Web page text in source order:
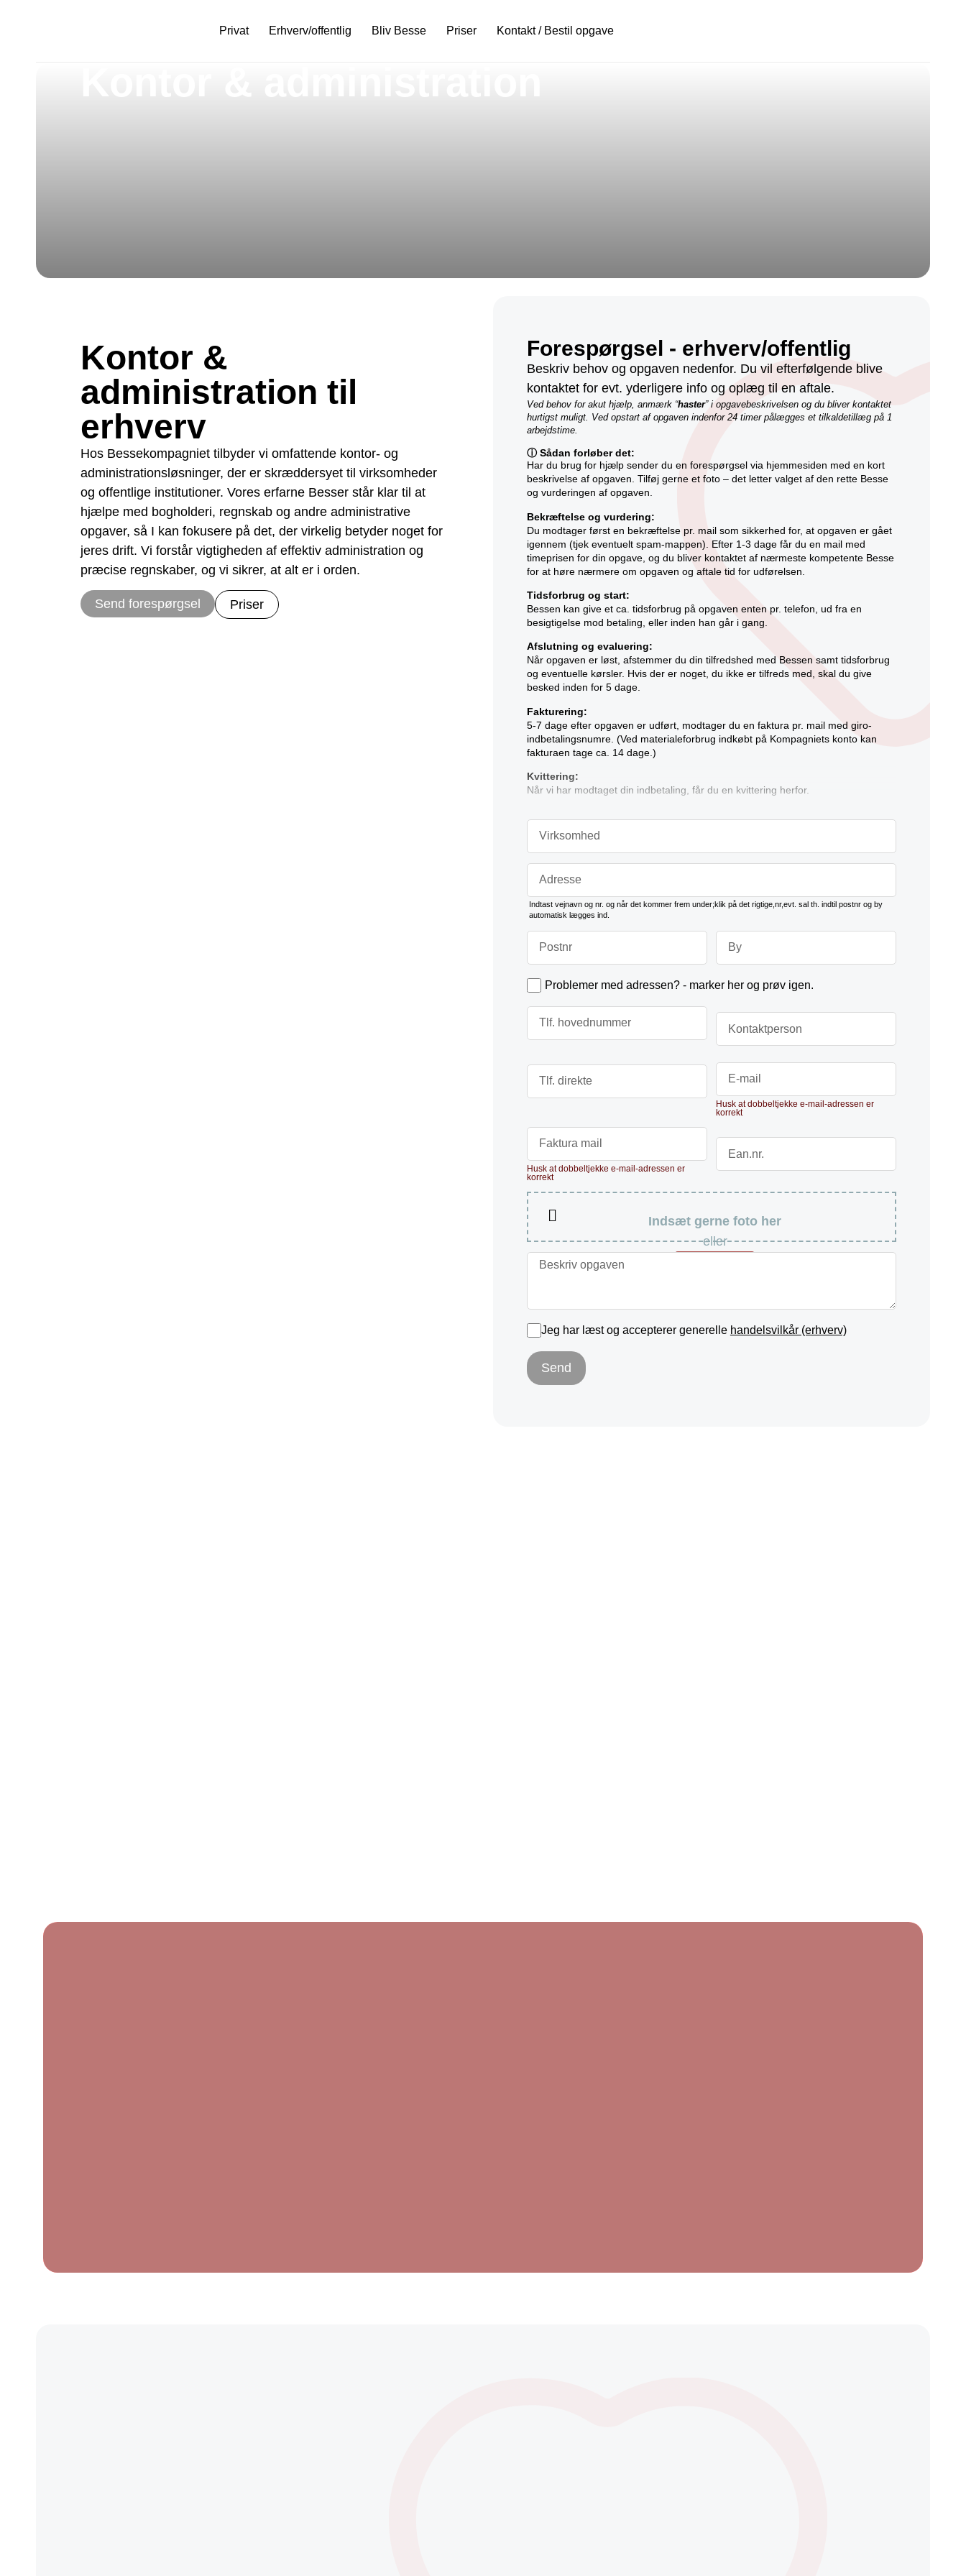
Privat Erhverv/offentlig Bliv Besse Priser Kontakt / Bestil opgave
Kontor &
administration til
erhverv
Hos Bessekompagniet tilbyder vi omfattende kontor- og
administrationsløsninger, der er skræddersyet til virksomheder
og offentlige institutioner. Vores erfarne Besser står klar til at
hjælpe med bogholderi, regnskab og andre administrative
opgaver, så I kan fokusere på det, der virkelig betyder noget for
jeres drift. Vi forstår vigtigheden af effektiv administration og
præcise regnskaber, og vi sikrer, at alt er i orden.
Send forespørgsel Priser
Forespørgsel - erhverv/offentlig
Beskriv behov og opgaven nedenfor. Du vil efterfølgende blive
kontaktet for evt. yderligere info og oplæg til en aftale.
Ved behov for akut hjælp, anmærk “haster” i opgavebeskrivelsen og du bliver kontaktet
hurtigst muligt. Ved opstart af opgaven indenfor 24 timer pålægges et tilkaldetillæg på 1
arbejdstime.
ⓘ Sådan forløber det:
Har du brug for hjælp sender du en forespørgsel via hjemmesiden med en kort
beskrivelse af opgaven. Tilføj gerne et foto – det letter valget af den rette Besse
og vurderingen af opgaven.
Bekræftelse og vurdering:
Du modtager først en bekræftelse pr. mail som sikkerhed for, at opgaven er gået
igennem (tjek eventuelt spam-mappen). Efter 1-3 dage får du en mail med
timeprisen for din opgave, og du bliver kontaktet af nærmeste kompetente Besse
for at høre nærmere om opgaven og aftale tid for udførelsen.
Tidsforbrug og start:
Bessen kan give et ca. tidsforbrug på opgaven enten pr. telefon, ud fra en
besigtigelse mod betaling, eller inden han går i gang.
Afslutning og evaluering:
Når opgaven er løst, afstemmer du din tilfredshed med Bessen samt tidsforbrug
og eventuelle kørsler. Hvis der er noget, du ikke er tilfreds med, skal du give
besked inden for 5 dage.
Fakturering:
5-7 dage efter opgaven er udført, modtager du en faktura pr. mail med giro-
indbetalingsnumre. (Ved materialeforbrug indkøbt på Kompagniets konto kan
fakturaen tage ca. 14 dage.)
Kvittering:
Når vi har modtaget din indbetaling, får du en kvittering herfor.
Problemer med adressen? - marker her og prøv igen.
Indsæt gerne foto her
eller
Jeg har læst og accepterer generelle handelsvilkår (erhverv)
Send